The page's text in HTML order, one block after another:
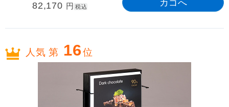
82,170 円 税込
人気 第 16位